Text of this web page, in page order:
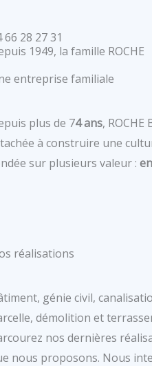
66 28 27 31
1949, la famille ROCHE
entreprise familiale
plus de 74 ans,
à construire une
sur plusieurs valeur :
réalisations
génie civil,
démolition et
nos dernières
nous proposons. Nous